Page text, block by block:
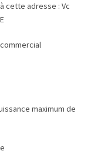
cette adresse : Vc
maximum de